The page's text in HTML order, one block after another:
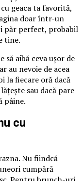
geaca ta favorită,
doar într-un
păr perfect, probabil
tine.
aibă ceva ușor de
au nevoie de acea
la fiecare oră dacă
sau dacă pare
pâine.
cu
Nu fiindcă
cumpără